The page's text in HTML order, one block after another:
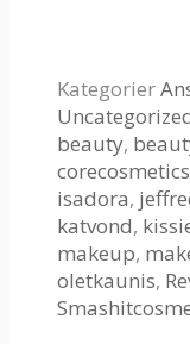
Kategorier
beauty,
corecosmetics
isadora,
katvond,
makeup,
oletkaunis,